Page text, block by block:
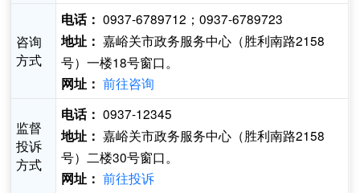
咨询
方式
电话： 0937-6789712；0937-6789723
地址： 嘉峪关市政务服务中心（胜利南路2158
号）一楼18号窗口。
网址： 前往咨询
监督
投诉
方式
电话： 0937-12345
地址： 嘉峪关市政务服务中心（胜利南路2158
号）二楼30号窗口。
网址： 前往投诉